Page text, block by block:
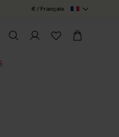
€ / Français